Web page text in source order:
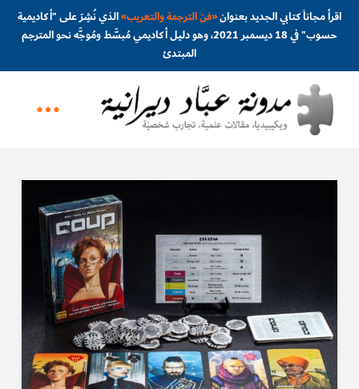
اقرأ مجاناً كتابي الجديد بعنوان«فن الترجمة والتعريب»الذي نُشِرَ على "أكاديمية
حسوب" في 18 ديسمبر 2021، وهو دليل أكاديمي مُبسَّط ومُوجَّه نحو المترجم
المبتدئ